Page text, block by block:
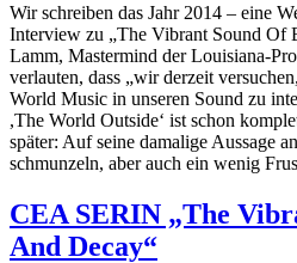
Wir schreiben das Jahr 2014 – eine
Interview zu „The Vibrant Sound Of
Lamm, Mastermind der Louisiana-
verlauten, dass „wir derzeit
World Music in unseren Sound zu
,The World Outside‘ ist schon
später: Auf seine damalige Aussage
schmunzeln, aber auch ein wenig
CEA SERIN „The
And Decay“